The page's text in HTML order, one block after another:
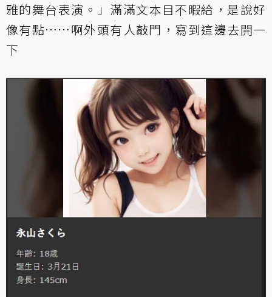
雅的舞台表演。」滿滿文本目不暇給，是說好
像有點……啊外頭有人敲門，寫到這邊去開一
下